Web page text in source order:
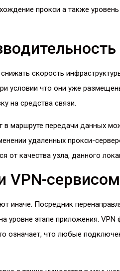
прокси а также
скорость
условии что они уже
на средства связи.
маршруте передачи данных
удаленных прокси-
от качества узла, данного
VPN-сервисом
иначе. Посредник
уровне этапе приложения.
означает, что любые